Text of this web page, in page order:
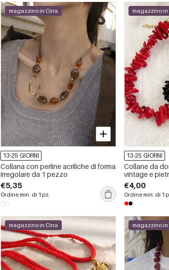
magazzino in Cina
13-25 GIORNI
Collana con perline acriliche di forma
irregolare da 1 pezzo
€5,35
Ordine min. di 1 pz.
magazzino in
13-25 GIORNI
Collane da
vintage e
€4,00
Ordine min. di 1
magazzino in Cina magazzino in